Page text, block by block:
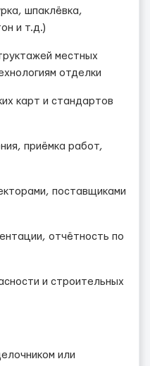
шпаклёвка,
и т.д.)
местных
отделки
карт и стандартов
приёмка работ,
поставщиками
отчётность по
и строительных
или